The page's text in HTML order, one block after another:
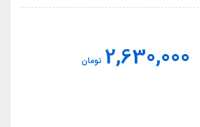
2,630,000 تومان